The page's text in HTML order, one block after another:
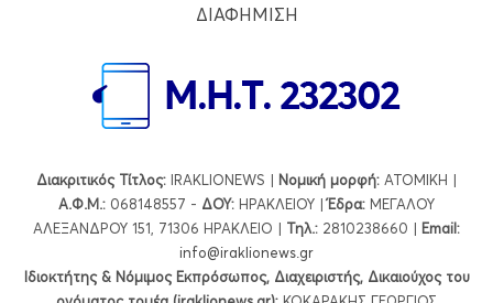
ΔΙΑΦΗΜΙΣΗ
Διακριτικός Τίτλος: IRAKLIONEWS | Νομική μορφή: ΑΤΟΜΙΚΗ |
Α.Φ.Μ.: 068148557 - ΔΟΥ: ΗΡΑΚΛΕΙΟΥ |Έδρα: ΜΕΓΑΛΟΥ
ΑΛΕΞΑΝΔΡΟΥ 151, 71306 ΗΡΑΚΛΕΙΟ | Τηλ.: 2810238660 | Εmail:
info@iraklionews.gr
Ιδιοκτήτης & Νόμιμος Εκπρόσωπος, Διαχειριστής, Δικαιούχος του